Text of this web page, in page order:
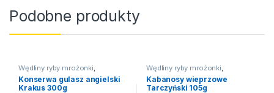
Podobne produkty
Wędliny ryby mrożonki,
Konserwy mięsne
Konserwa gulasz angielski
Krakus 300g
Wędliny ryby mrożonki,
Kabanosy
Kabanosy wieprzowe
Tarczyński 105g